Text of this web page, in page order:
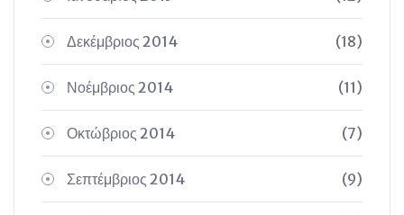
Δεκέμβριος 2014 (18)
Νοέμβριος 2014 (11)
Οκτώβριος 2014 (7)
Σεπτέμβριος 2014 (9)